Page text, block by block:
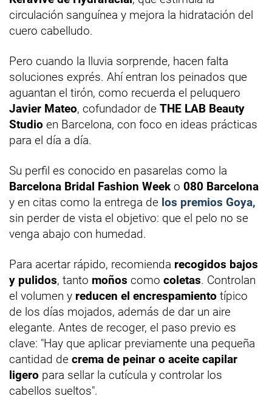
circulación sanguínea y mejora la hidratación del
cuero cabelludo.
Pero cuando la lluvia sorprende, hacen falta
soluciones exprés. Ahí entran los peinados que
aguantan el tirón, como recuerda el peluquero
Javier Mateo, cofundador de THE LAB Beauty
Studio en Barcelona, con foco en ideas prácticas
para el día a día.
Su perfil es conocido en pasarelas como la
Barcelona Bridal Fashion Week o 080 Barcelona
y en citas como la entrega de los premios Goya,
sin perder de vista el objetivo: que el pelo no se
venga abajo con humedad.
Para acertar rápido, recomienda recogidos bajos
y pulidos, tanto moños como coletas. Controlan
el volumen y reducen el encrespamiento típico
de los días mojados, además de dar un aire
elegante. Antes de recoger, el paso previo es
clave: "Hay que aplicar previamente una pequeña
cantidad de crema de peinar o aceite capilar
ligero para sellar la cutícula y controlar los
cabellos sueltos".